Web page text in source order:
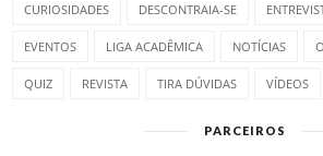
CURIOSIDADES DESCONTRAIA-SE
EVENTOS LIGA ACADÊMICA NOTÍCIAS
QUIZ REVISTA TIRA DÚVIDAS VÍDEOS
PARCEIROS